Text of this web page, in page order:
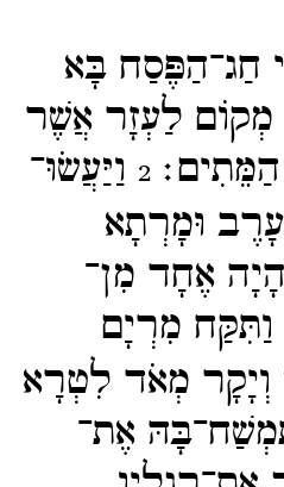
חַג־​הַפֶּסַח בָּא
מְקוֹם לַעְזָר אֲשֶׁר
2 וַיַּעֲשֹוּ־​
וּמָרְתָא
אֶחָד מִן־​
וַתִּקַּח מִרְיָם
מְאֹד לִטְרָא
אֶת־​